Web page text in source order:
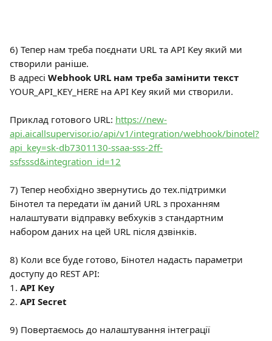
6) Тепер нам треба поєднати URL та API Key який ми
створили раніше.
В адресі Webhook URL нам треба замінити текст
YOUR_API_KEY_HERE на API Key який ми створили.
Приклад готового URL: https://new-
api.aicallsupervisor.io/api/v1/integration/webhook/binotel?
api_key=sk-db7301130-ssaa-sss-2ff-
ssfsssd&integration_id=12
7) Тепер необхідно звернутись до тех.підтримки
Бінотел та передати їм даний URL з проханням
налаштувати відправку вебхуків з стандартним
набором даних на цей URL після дзвінків.
8) Коли все буде готово, Бінотел надасть параметри
доступу до REST API:
1. API Key
2. API Secret
9) Повертаємось до налаштування інтеграції